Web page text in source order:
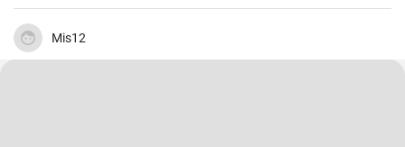
Mis12